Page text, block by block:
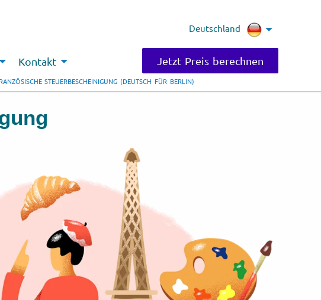
Deutschland
Jetzt Preis berechnen
Kontakt
STEUERBESCHEINIGUNG (DEUTSCH FÜR BERLIN)